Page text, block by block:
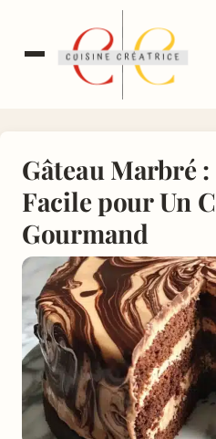
Gâteau Marbré :
Facile pour Un
Gourmand